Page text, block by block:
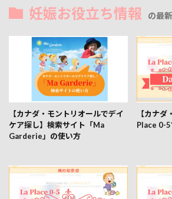
妊娠お役立ち情報 の最
【カナダ・モントリオールでデイ
ケア探し】検索サイト「Ma
Garderie」の使い方
【カナ
Place 0-